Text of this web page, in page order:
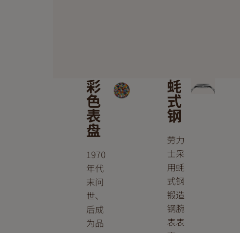
彩
色
表
盘
1970
年代
末问
世、
后成
为品
蚝
式
钢
劳力
士采
用蚝
式钢
锻造
钢腕
表表